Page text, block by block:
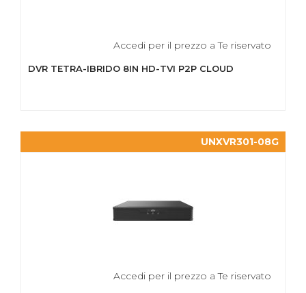
Accedi per il prezzo a Te riservato
DVR TETRA-IBRIDO 8IN HD-TVI P2P CLOUD
UNXVR301-08G
Accedi per il prezzo a Te riservato